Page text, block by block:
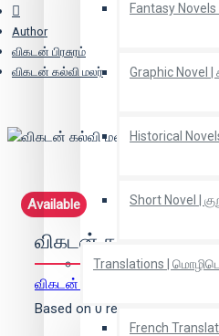
Fantasy
Graphic Novel |
Historical
Short Novel |
Translations |
French
Author
விகடன் பிரசுரம்
விகடன் கல்வி மலர்
Available
விகடன் கல்வி மலர்
விகடன் பிரசுரம்
Based on 0 reviews.